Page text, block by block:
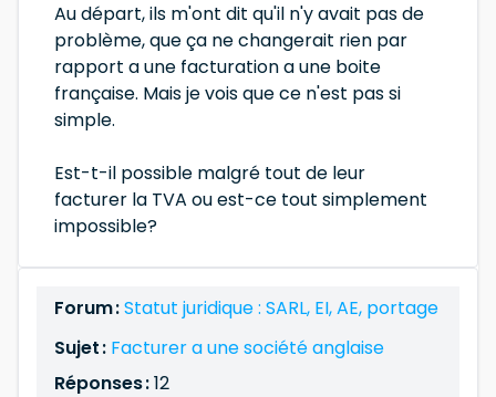
Au départ, ils m'ont dit qu'il n'y avait pas de
problème, que ça ne changerait rien par
rapport a une facturation a une boite
française. Mais je vois que ce n'est pas si
simple.
Est-t-il possible malgré tout de leur
facturer la TVA ou est-ce tout simplement
impossible?
Forum :Statut juridique : SARL, EI, AE, portage
Sujet : Facturer a une société anglaise
Réponses :12